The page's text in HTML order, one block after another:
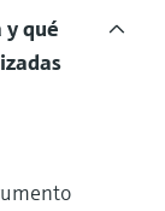
y qué